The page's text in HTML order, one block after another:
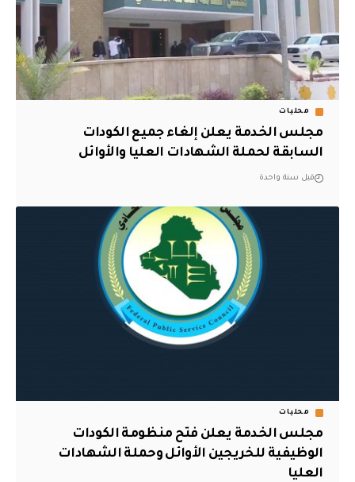
محليات
مجلس الخدمة يعلن إلغاء جميع الكودات
السابقة لحملة الشهادات العليا والأوائل
قبل سنة واحدة
محليات
مجلس الخدمة يعلن فتح منظومة الكودات
الوظيفية للخريجين الأوائل وحملة الشهادات
العليا